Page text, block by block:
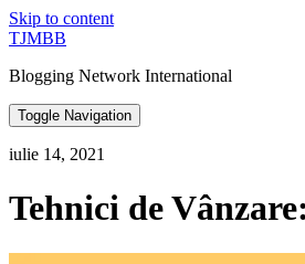
Skip to content
TJMBB
Blogging Network International
Toggle Navigation
iulie 14, 2021
Tehnici de